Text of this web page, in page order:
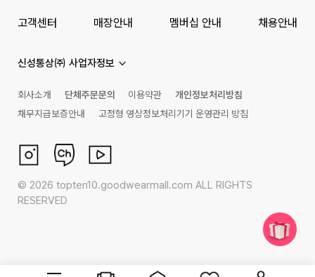
고객센터 매장안내 멤버십 안내 채용안내
신성통상㈜ 사업자정보
회사소개 단체주문문의 이용약관
개인정보처리방침
채무지급보증안내
고정형 영상정보처리기기 운영관리 방침
© 2026 topten10.goodwearmall.com ALL RIGHTS
RESERVED